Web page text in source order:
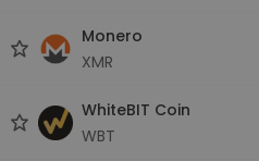
Monero
XMR
WhiteBIT Coin
WBT